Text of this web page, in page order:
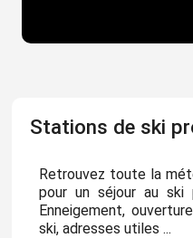
Stations de ski
Retrouvez toute la
pour un séjour au
Enneigement,
ski, adresses utiles ...